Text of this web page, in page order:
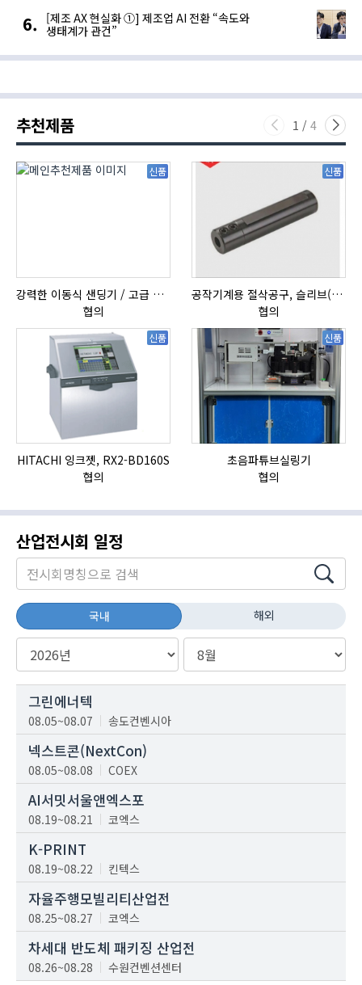
[제조 AX 현실화 ①] 제조업 AI 전환 “속도와
생태계가 관건”
추천제품 1 / 4
신품
강력한 이동식 샌딩기 / 고급 이태리 IBIX샌드블라스터
협의
신품
공작기계용 절삭공구, 슬리브(SLEEVE)
협의
신품
HITACHI 잉크젯, RX2-BD160S
협의
신품
초음파튜브실링기
협의
산업전시회 일정
국내 해외
그린에너텍
08.05~08.07 송도컨벤시아
넥스트콘(NextCon)
08.05~08.08 COEX
AI서밋서울앤엑스포
08.19~08.21 코엑스
K-PRINT
08.19~08.22 킨텍스
자율주행모빌리티산업전
08.25~08.27 코엑스
차세대 반도체 패키징 산업전
08.26~08.28 수원컨벤션센터